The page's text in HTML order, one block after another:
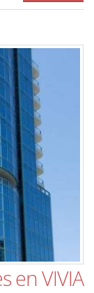
en VIVIA